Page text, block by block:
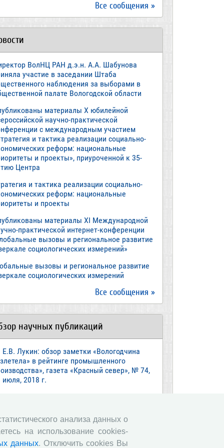
Все сообщения »
ВолНЦ РАН д.э.н. А.А. Шабунова
участие в заседании Штаба
наблюдения за выборами в
палате Вологодской области
материалы X юбилейной
научно-практической
с международным участием
и тактика реализации социально-
реформ: национальные
и проекты», приуроченной к 35-
Центра
и тактика реализации социально-
реформ: национальные
и проекты
материалы XI Международной
практической интернет-конференции
вызовы и региональное развитие
социологических измерений»
вызовы и региональное развитие
социологических измерений
Все сообщения »
научных публикаций
Е.В. Лукин: обзор заметки «Вологодчина
в рейтинге промышленного
газета «Красный север», № 74,
июля, 2018 г.
№88, 2018 г.
В.Н. Барсуков: обзор статьи «Повышение
возраста: позитивные эффекты и
анализа данных о
на использование cookies-
данных. Отключить cookies Вы